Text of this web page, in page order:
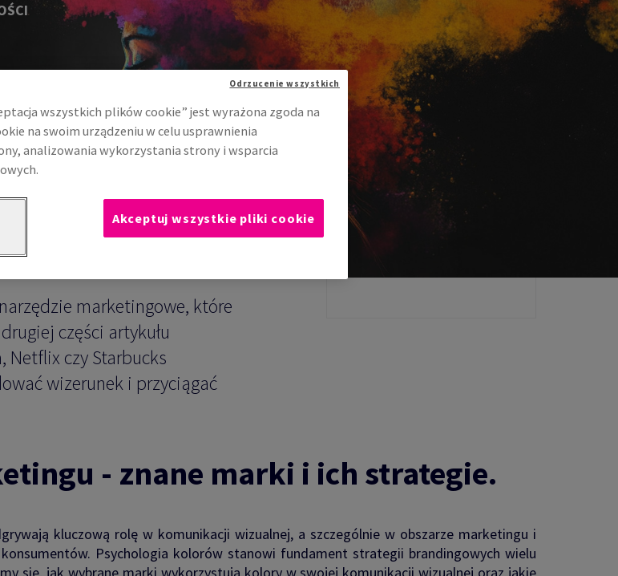
marketingowe, które
części artykułu
Netflix czy Starbucks
wizerunek i przyciągać
- znane marki i ich strategie.
kluczową rolę w komunikacji wizualnej, a szczególnie w obszarze marketingu i
Psychologia kolorów stanowi fundament strategii brandingowych wielu
wszystkich plików cookie” jest wyrażona zgoda na
na swoim urządzeniu w celu usprawnienia
analizowania wykorzystania strony i wsparcia
Odrzucenie wszystkich
Akceptuj wszystkie pliki cookie